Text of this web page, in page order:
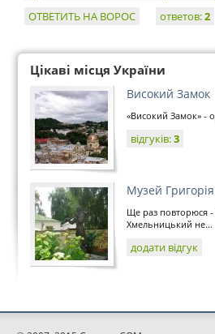
ОТВЕТИТЬ НА ВОРОС
ответов:2
Цікаві місця України
Високий Замок
«Високий Замок» -
відгуків:3
Музей
Ще раз повторюся -
Хмельницький не...
додати відгук